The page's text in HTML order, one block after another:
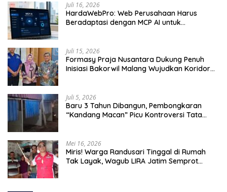
Juli 16, 2026
HardaWebPro: Web Perusahaan Harus
Beradaptasi dengan MCP AI untuk
Juli 15, 2026
Formasy Praja Nusantara Dukung Penuh
Inisiasi Bakorwil Malang Wujudkan Koridor
Juli 5, 2026
Baru 3 Tahun Dibangun, Pembongkaran
“Kandang Macan” Picu Kontroversi Tata
Mei 16, 2026
Miris! Warga Randusari Tinggal di Rumah
Tak Layak, Wagub LIRA Jatim Semprot